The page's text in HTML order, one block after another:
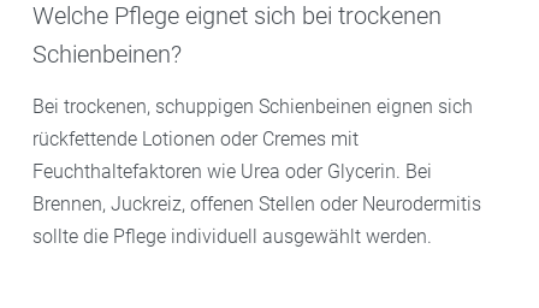
Welche Pflege eignet sich bei trockenen
Schienbeinen?
Bei trockenen, schuppigen Schienbeinen eignen sich
rückfettende Lotionen oder Cremes mit
Feuchthaltefaktoren wie Urea oder Glycerin. Bei
Brennen, Juckreiz, offenen Stellen oder Neurodermitis
sollte die Pflege individuell ausgewählt werden.